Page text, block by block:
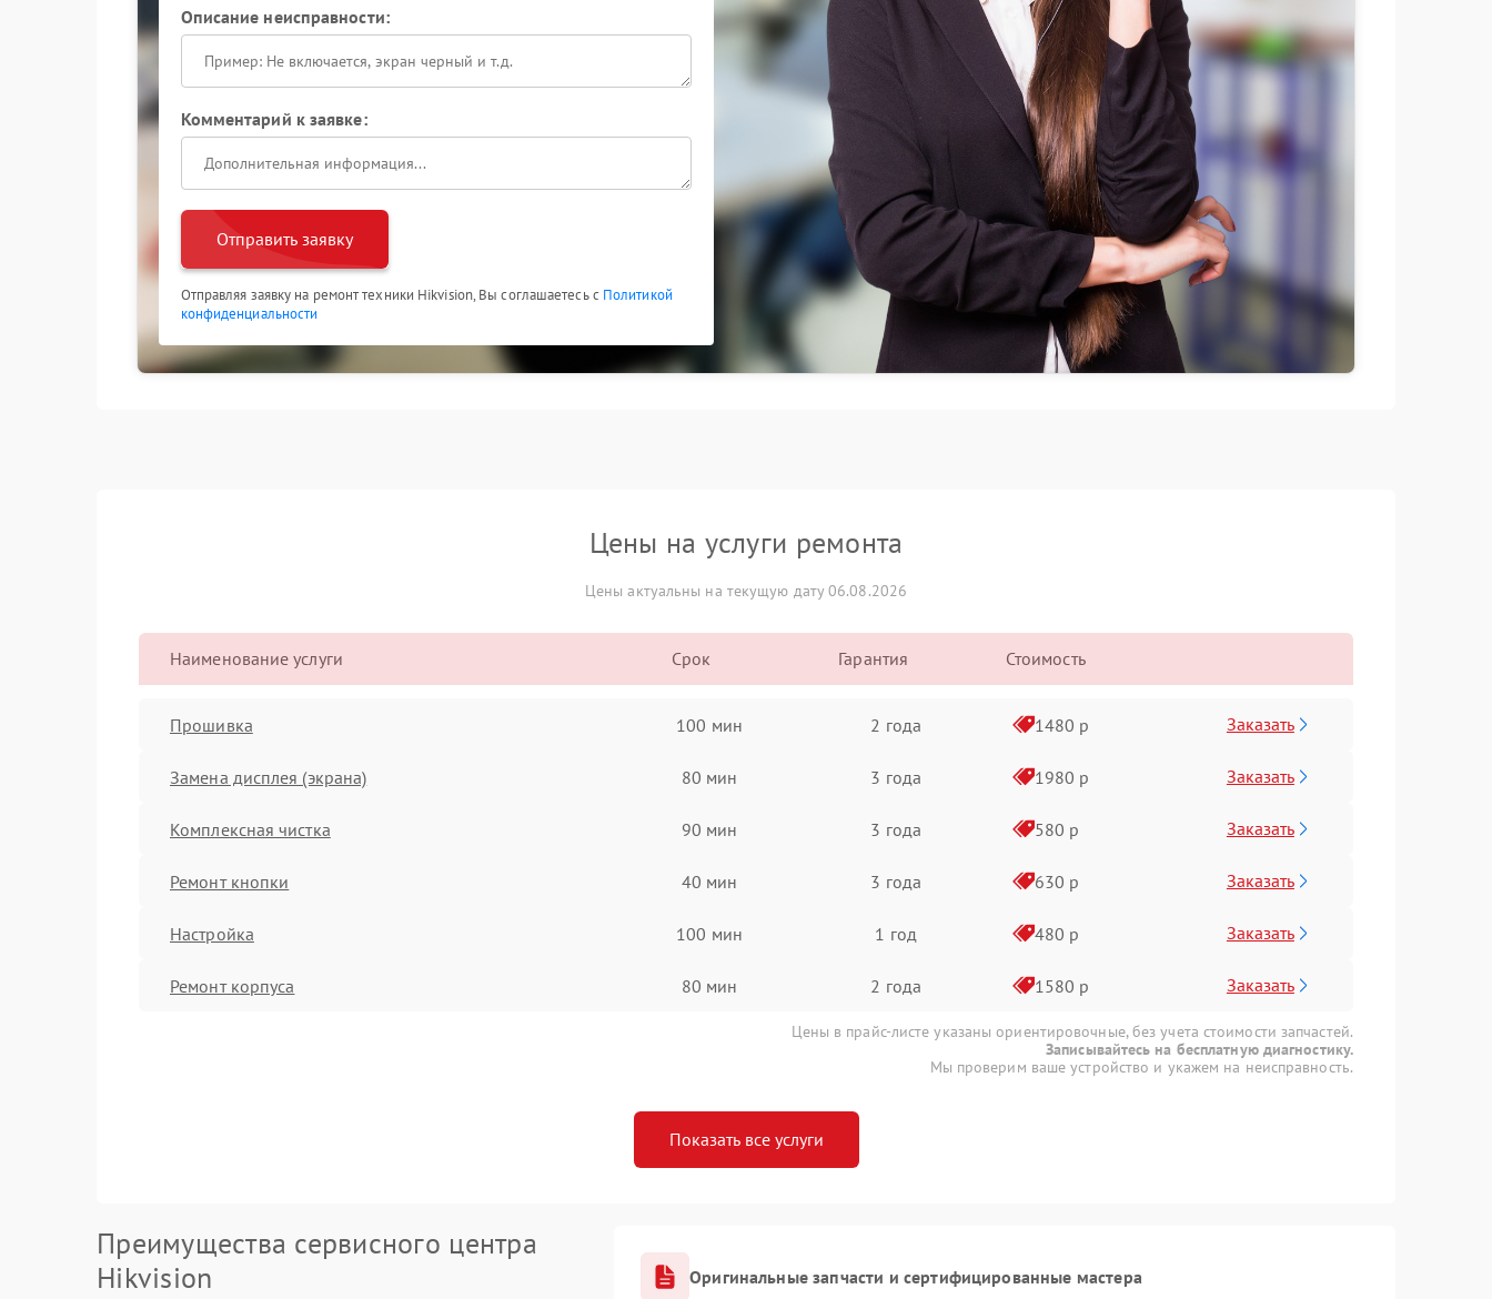
Описание неисправности:
Комментарий к заявке:
Отправить заявку
Отправляя заявку на ремонт техники Hikvision, Вы соглашаетесь с Политикой
конфиденциальности
Цены на услуги ремонта
Цены актуальны на текущую дату 06.08.2026
Наименование услуги Срок Гарантия Стоимость
Прошивка 100 мин 2 года 1480 р Заказать
Замена дисплея (экрана) 80 мин 3 года 1980 р Заказать
Комплексная чистка 90 мин 3 года 580 р Заказать
Ремонт кнопки 40 мин 3 года 630 р Заказать
Настройка 100 мин 1 год 480 р Заказать
Ремонт корпуса 80 мин 2 года 1580 р Заказать
Цены в прайс-листе указаны ориентировочные, без учета стоимости запчастей.
Записывайтесь на бесплатную диагностику.
Мы проверим ваше устройство и укажем на неисправность.
Показать все услуги
Преимущества сервисного центра
Hikvision
Оригинальные запчасти и сертифицированные мастера